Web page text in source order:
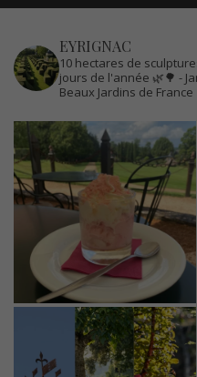
EYRIGNAC
10 hectares de
jours de l'année 🌿🌳 -
Beaux Jardins de France